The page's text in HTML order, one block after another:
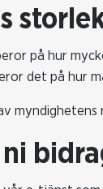
på hur
det på hur
myndighetens
ni